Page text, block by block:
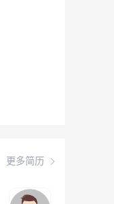
更多简历